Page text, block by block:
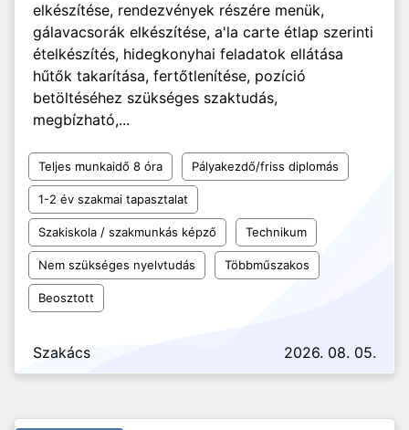
elkészítése, rendezvények részére menük,
gálavacsorák elkészítése, a'la carte étlap szerinti
ételkészítés, hidegkonyhai feladatok ellátása
hűtők takarítása, fertőtlenítése, pozíció
betöltéséhez szükséges szaktudás,
megbízható,...
Teljes munkaidő 8 óra Pályakezdő/friss diplomás
1-2 év szakmai tapasztalat
Szakiskola / szakmunkás képző Technikum
Nem szükséges nyelvtudás Többműszakos
Beosztott
Szakács 2026. 08. 05.